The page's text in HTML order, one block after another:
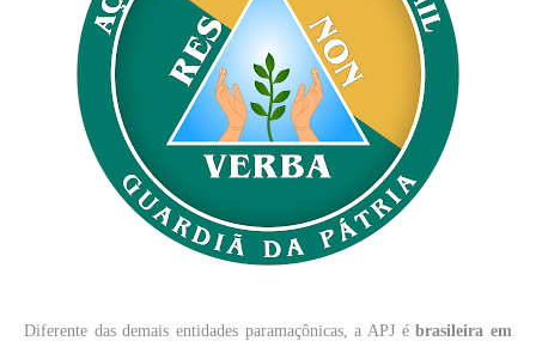
Diferente das demais entidades paramaçônicas, a APJ ébrasileira em